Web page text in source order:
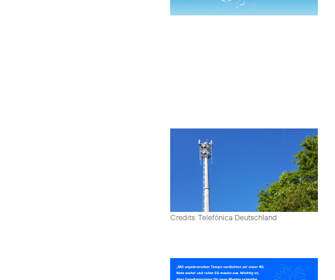
Credits: Telefónica Deutschland